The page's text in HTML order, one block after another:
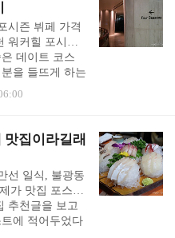
면서도 한 여름
날에는 말할
국수집들이 있
당황스럽습니
겋고 기름 둥둥..
시즌 뷔페 가격
워커힐 포시즌
데이트 코스
을 들뜨게 하는
호텔 뷔페이다
훌륭한 데이트
때 그 시절 워
리 예약을 하고
은 생수병을 하
보면서 기분
시즌 뷔페에 회
가져다 먹고...
가..
맛집이라길래
선 일식, 불광동
가 맛집 포스팅
추천글을 보고
에 적어두었다